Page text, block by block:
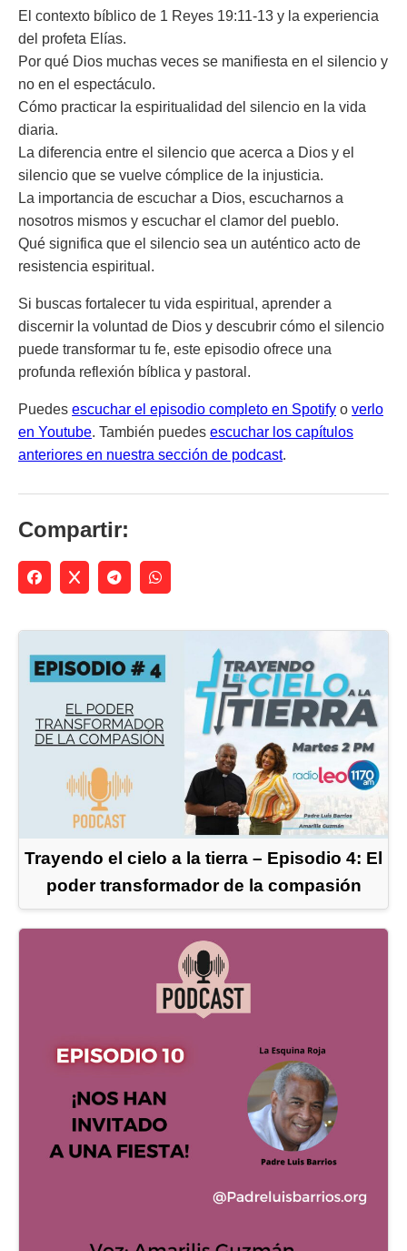
El contexto bíblico de 1 Reyes 19:11-13 y la experiencia
del profeta Elías.
Por qué Dios muchas veces se manifiesta en el silencio y
no en el espectáculo.
Cómo practicar la espiritualidad del silencio en la vida
diaria.
La diferencia entre el silencio que acerca a Dios y el
silencio que se vuelve cómplice de la injusticia.
La importancia de escuchar a Dios, escucharnos a
nosotros mismos y escuchar el clamor del pueblo.
Qué significa que el silencio sea un auténtico acto de
resistencia espiritual.
Si buscas fortalecer tu vida espiritual, aprender a
discernir la voluntad de Dios y descubrir cómo el silencio
puede transformar tu fe, este episodio ofrece una
profunda reflexión bíblica y pastoral.
Puedes escuchar el episodio completo en Spotify o verlo
en Youtube. También puedes escuchar los capítulos
anteriores en nuestra sección de podcast.
Compartir:
Trayendo el cielo a la tierra – Episodio 4: El
poder transformador de la compasión